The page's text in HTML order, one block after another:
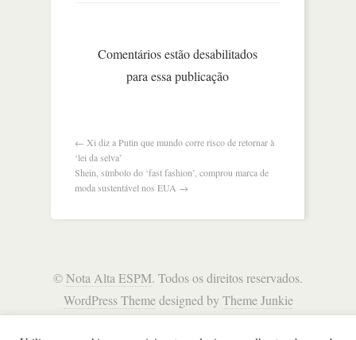
Comentários estão desabilitados
para essa publicação
← Xi diz a Putin que mundo corre risco de retornar à
‘lei da selva’
Shein, símbolo do ‘fast fashion’, comprou marca de
moda sustentável nos EUA →
©Nota Alta ESPM. Todos os direitos reservados.
WordPress Themedesigned by Theme Junkie